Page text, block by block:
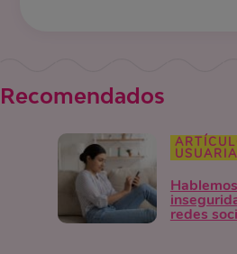
Recomendados
redes